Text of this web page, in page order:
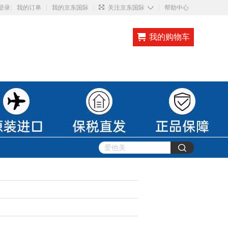
录 我的订单 我的京东国际 关注京东国际 ◇ 帮助中心
我的购物车